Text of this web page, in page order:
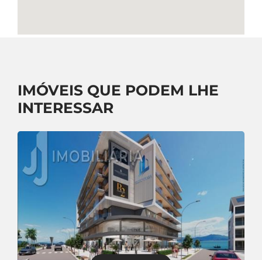
IMÓVEIS QUE PODEM LHE
INTERESSAR